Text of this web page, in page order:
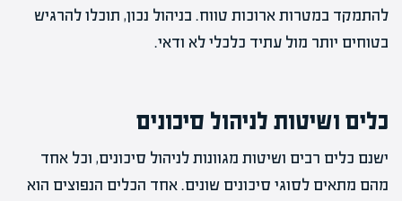
להתמקד במטרות ארוכות טווח. בניהול נכון, תוכלו להרגיש
בטוחים יותר מול עתיד כלכלי לא ודאי.
כלים ושיטות לניהול סיכונים
ישנם כלים רבים ושיטות מגוונות לניהול סיכונים, וכל אחד
מהם מתאים לסוגי סיכונים שונים. אחד הכלים הנפוצים הוא